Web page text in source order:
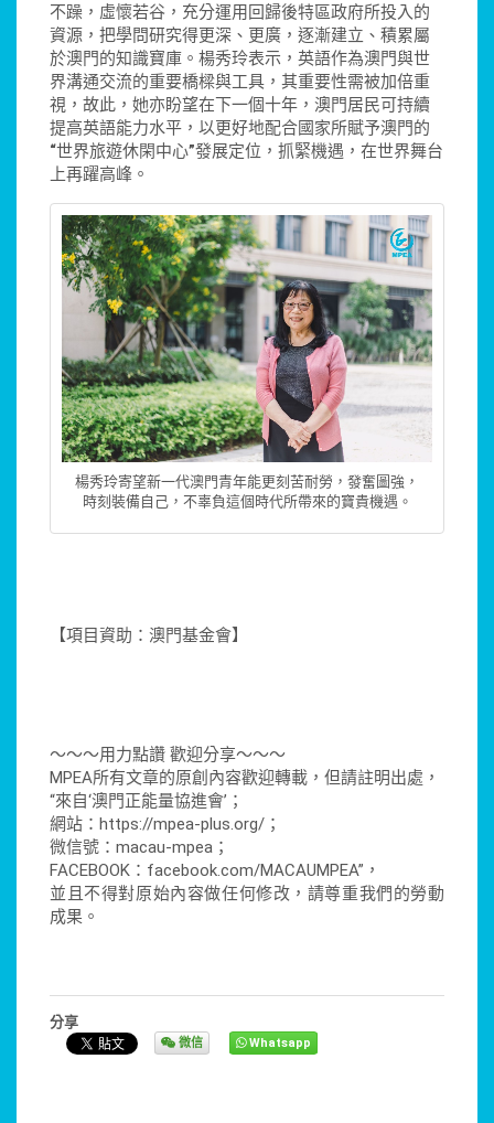
不躁，虛懷若谷，充分運用回歸後特區政府所投入的
資源，把學問研究得更深、更廣，逐漸建立、積累屬
於澳門的知識寶庫。楊秀玲表示，英語作為澳門與世
界溝通交流的重要橋樑與工具，其重要性需被加倍重
視，故此，她亦盼望在下一個十年，澳門居民可持續
提高英語能力水平，以更好地配合國家所賦予澳門的
“世界旅遊休閑中心”發展定位，抓緊機遇，在世界舞台
上再躍高峰。
楊秀玲寄望新一代澳門青年能更刻苦耐勞，發奮圖強，
時刻裝備自己，不辜負這個時代所帶來的寶貴機遇。
【項目資助：澳門基金會】
～～～用力點讚 歡迎分享～～～
MPEA所有文章的原創內容歡迎轉載，但請註明出處，
“來自‘澳門正能量協進會’；
網站：https://mpea-plus.org/；
微信號：macau-mpea；
FACEBOOK：facebook.com/MACAUMPEA”，
並且不得對原始內容做任何修改，請尊重我們的勞動
成果。
分享
微信 Whatsapp